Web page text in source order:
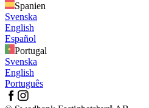
Spanien
Svenska
English
Español
Portugal
Svenska
English
Português